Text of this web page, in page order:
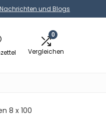
Nachrichten und Blogs
0
Vergleichen
8 x 100